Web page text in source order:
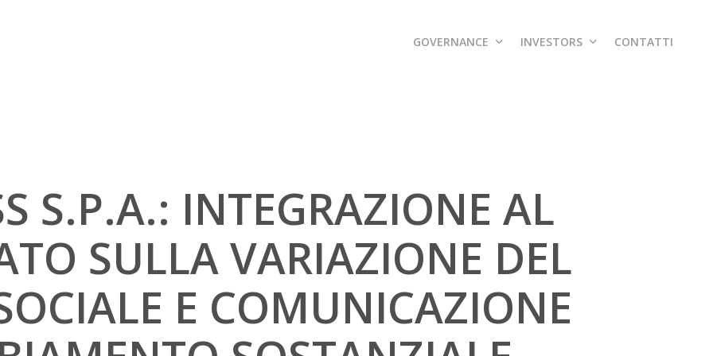
GOVERNANCE INVESTORS CONTATTI
S.P.A.: INTEGRAZIONE AL
SULLA VARIAZIONE DEL
E COMUNICAZIONE